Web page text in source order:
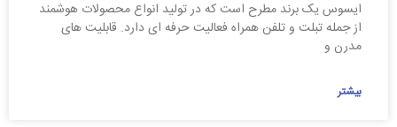
ایسوس یک برند مطرح است که در تولید انواع محصولات هوشمند
از جمله تبلت و تلفن همراه فعالیت حرفه ای دارد. قابلیت های
مدرن و
بیشتر